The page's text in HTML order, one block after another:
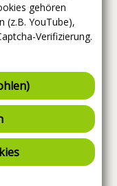
gehören
(z.B. YouTube),
Verifizierung.